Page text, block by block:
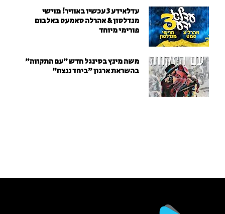
עדלאידע 3 עכשיו באוויר! מוישי
מנדלסון & אהרלה סאמעט באלבום
פורימי מיוחד
משה מינץ בסינגל חדש ״עם התקווה״
בהשראת ארגון "ביחד ננצח"